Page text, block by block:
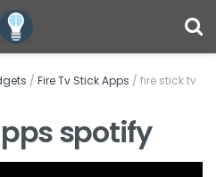
/ Fire Tv Stick Apps / fire stick tv
spotify